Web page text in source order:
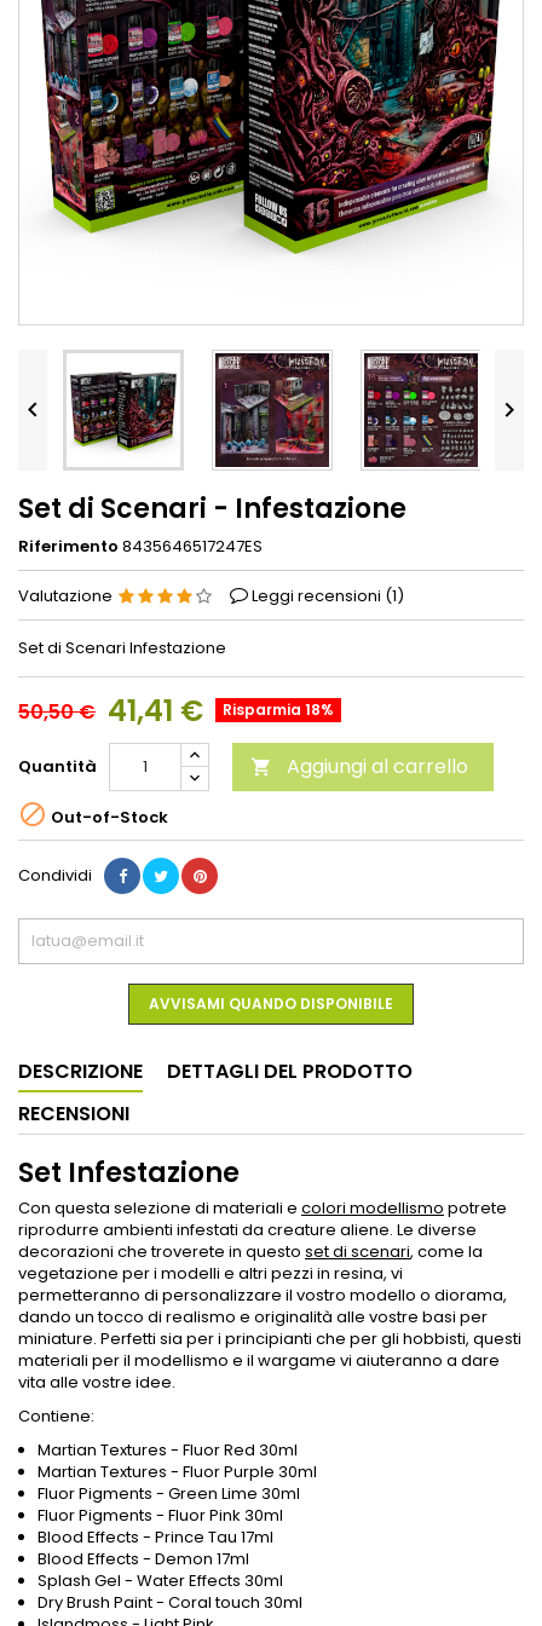
 
Set di Scenari - Infestazione
Riferimento 8435646517247ES
Valutazione Leggi recensioni (1)
Set di Scenari Infestazione
50,50 € 41,41 € Risparmia 18%
Quantità  Aggiungi al carrello
 Out-of-Stock
Condividi
AVVISAMI QUANDO DISPONIBILE
DESCRIZIONE
DETTAGLI DEL PRODOTTO
RECENSIONI
Set Infestazione
Con questa selezione di materiali e colori modellismo potrete
riprodurre ambienti infestati da creature aliene. Le diverse
decorazioni che troverete in questo set di scenari, come la
vegetazione per i modelli e altri pezzi in resina, vi
permetteranno di personalizzare il vostro modello o diorama,
dando un tocco di realismo e originalità alle vostre basi per
miniature. Perfetti sia per i principianti che per gli hobbisti, questi
materiali per il modellismo e il wargame vi aiuteranno a dare
vita alle vostre idee.
Contiene:
Martian Textures - Fluor Red 30ml
Martian Textures - Fluor Purple 30ml
Fluor Pigments - Green Lime 30ml
Fluor Pigments - Fluor Pink 30ml
Blood Effects - Prince Tau 17ml
Blood Effects - Demon 17ml
Splash Gel - Water Effects 30ml
Dry Brush Paint - Coral touch 30ml